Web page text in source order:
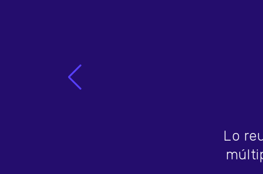
Lo